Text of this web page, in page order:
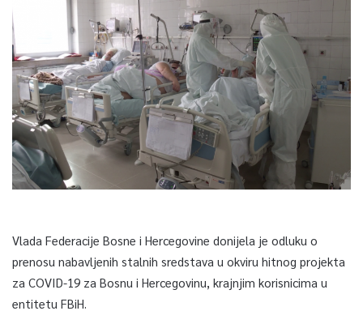
Vlada Federacije Bosne i Hercegovine donijela je odluku o
prenosu nabavljenih stalnih sredstava u okviru hitnog projekta
za COVID-19 za Bosnu i Hercegovinu, krajnjim korisnicima u
entitetu FBiH.